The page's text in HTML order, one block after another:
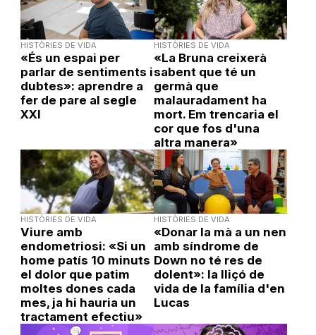
HISTÒRIES DE VIDA
«És un espai per
parlar de sentiments i
dubtes»: aprendre a
fer de pare al segle
XXI
HISTÒRIES DE VIDA
«La Bruna creixerà
sabent que té un
germà que
malauradament ha
mort. Em trencaria el
cor que fos d'una
altra manera»
HISTÒRIES DE VIDA
Viure amb
endometriosi: «Si un
home patís 10 minuts
el dolor que patim
moltes dones cada
mes, ja hi hauria un
tractament efectiu»
HISTÒRIES DE VIDA
«Donar la mà a un nen
amb síndrome de
Down no té res de
dolent»: la lliçó de
vida de la família d'en
Lucas